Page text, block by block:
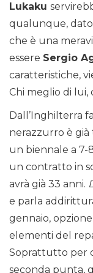
Lukaku
qualunque, dato
che è una
essere Sergio
caratteristiche,
Chi meglio di lui,
Dall’Inghilterra
nerazzurro è
un biennale a 7-
un contratto in
avrà già 33 anni.
e parla
gennaio,
elementi del
Soprattutto per
seconda punta,